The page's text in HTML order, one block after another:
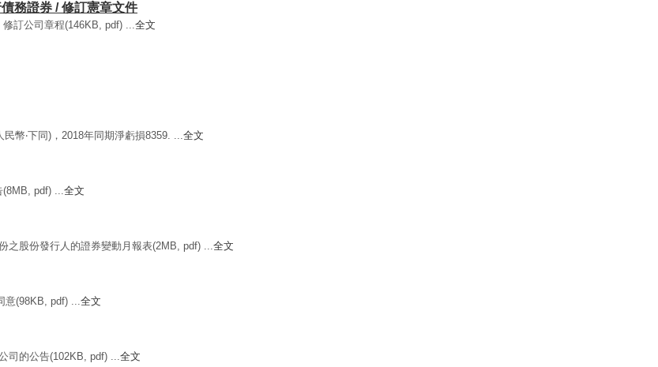
務證券 / 修訂憲章文件
訂公司章程(146KB, pdf) ...全文
幣‧下同)，2018年同期淨虧損8359. ...全文
(8MB, pdf) ...全文
之股份發行人的證券變動月報表(2MB, pdf) ...全文
意(98KB, pdf) ...全文
司的公告(102KB, pdf) ...全文